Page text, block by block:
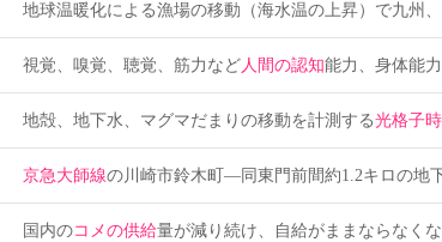
地球温暖化による漁場の移動（海水温の上昇）で九州
視覚、嗅覚、聴覚、筋力など 人間の認知能力、身体能
地殻、地下水、マグマだまりの移動を計測する光格子
京急大師線の川崎市鈴木町―同東門前間約1.2キロの地
国内のコメの供給量が減り続け、自給がままならなく